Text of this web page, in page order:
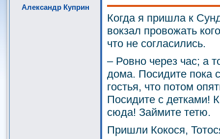
Александр Куприн
Когда я пришла к
вокзал провожать
что не согласились.
– Ровно через час; а
дома. Посидите пока
гостья, что потом
Посидите с детками!
сюда! Займите тетю.
Пришли Кокося,